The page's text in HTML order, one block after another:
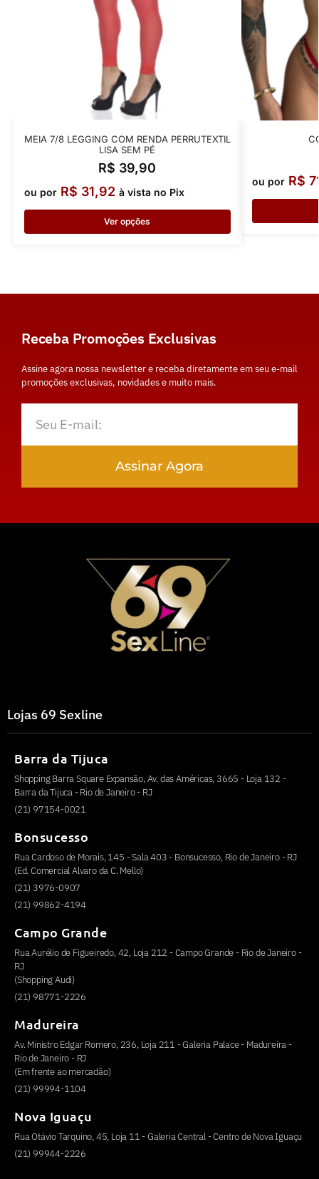
MEIA 7/8 LEGGING COM RENDA PERRUTEXTIL
LISA SEM PÉ
R$ 39,90
ou por R$ 31,92 à vista no Pix
Ver opções
ou por R$
Receba Promoções Exclusivas
Assine agora nossa newsletter e receba diretamente em seu e-mail
promoções exclusivas, novidades e muito mais.
Assinar Agora
Lojas 69 Sexline
Barra da Tijuca
Shopping Barra Square Expansão, Av. das Américas, 3665 - Loja 132 -
Barra da Tijuca - Rio de Janeiro - RJ
(21) 97154-0021
Bonsucesso
Rua Cardoso de Morais, 145 - Sala 403 - Bonsucesso, Rio de Janeiro - RJ
(Ed. Comercial Alvaro da C. Mello)
(21) 3976-0907
(21) 99862-4194
Campo Grande
Rua Aurélio de Figueiredo, 42, Loja 212 - Campo Grande - Rio de Janeiro -
RJ
(Shopping Audi)
(21) 98771-2226
Madureira
Av. Ministro Edgar Romero, 236, Loja 211 - Galeria Palace - Madureira -
Rio de Janeiro - RJ
(Em frente ao mercadão)
(21) 99994-1104
Nova Iguaçu
Rua Otávio Tarquino, 45, Loja 11 - Galeria Central - Centro de Nova Iguaçu
(21) 99944-2226